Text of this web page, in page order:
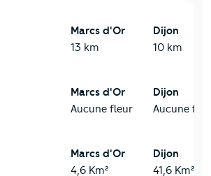
Marcs d'Or
13 km
Dijon
10 km
Marcs d'Or
Aucune fleur
Dijon
Aucune
Marcs d'Or
4,6 Km²
Dijon
41,6 Km²